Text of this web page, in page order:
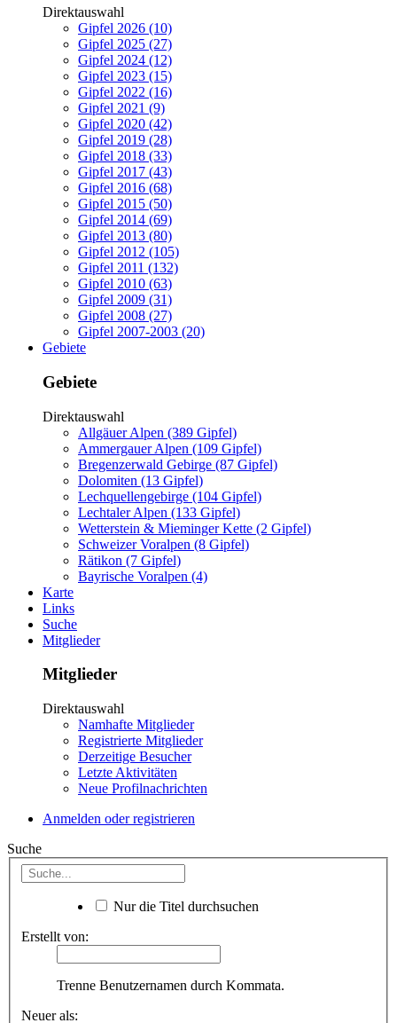
Direktauswahl
Gipfel 2026 (10)
Gipfel 2025 (27)
Gipfel 2024 (12)
Gipfel 2023 (15)
Gipfel 2022 (16)
Gipfel 2021 (9)
Gipfel 2020 (42)
Gipfel 2019 (28)
Gipfel 2018 (33)
Gipfel 2017 (43)
Gipfel 2016 (68)
Gipfel 2015 (50)
Gipfel 2014 (69)
Gipfel 2013 (80)
Gipfel 2012 (105)
Gipfel 2011 (132)
Gipfel 2010 (63)
Gipfel 2009 (31)
Gipfel 2008 (27)
Gipfel 2007-2003 (20)
Gebiete
Gebiete
Direktauswahl
Allgäuer Alpen (389 Gipfel)
Ammergauer Alpen (109 Gipfel)
Bregenzerwald Gebirge (87 Gipfel)
Dolomiten (13 Gipfel)
Lechquellengebirge (104 Gipfel)
Lechtaler Alpen (133 Gipfel)
Wetterstein & Mieminger Kette (2 Gipfel)
Schweizer Voralpen (8 Gipfel)
Rätikon (7 Gipfel)
Bayrische Voralpen (4)
Karte
Links
Suche
Mitglieder
Mitglieder
Direktauswahl
Namhafte Mitglieder
Registrierte Mitglieder
Derzeitige Besucher
Letzte Aktivitäten
Neue Profilnachrichten
Anmelden oder registrieren
Suche
Nur die Titel durchsuchen
Erstellt von:
Trenne Benutzernamen durch Kommata.
Neuer als: